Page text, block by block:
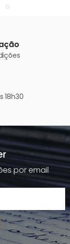
18h30
por email